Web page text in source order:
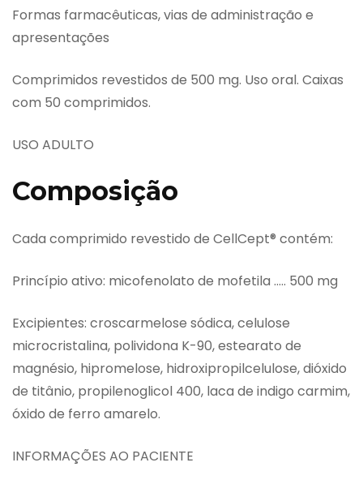
Formas farmacêuticas, vias de administração e
apresentações
Comprimidos revestidos de 500 mg. Uso oral. Caixas
com 50 comprimidos.
USO ADULTO
Composição
Cada comprimido revestido de CellCept® contém:
Princípio ativo: micofenolato de mofetila ….. 500 mg
Excipientes: croscarmelose sódica, celulose
microcristalina, polividona K-90, estearato de
magnésio, hipromelose, hidroxipropilcelulose, dióxido
de titânio, propilenoglicol 400, laca de indigo carmim,
óxido de ferro amarelo.
INFORMAÇÕES AO PACIENTE